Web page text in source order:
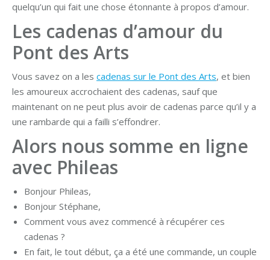
quelqu’un qui fait une chose étonnante à propos d’amour.
Les cadenas d’amour du
Pont des Arts
Vous savez on a les cadenas sur le Pont des Arts, et bien
les amoureux accrochaient des cadenas, sauf que
maintenant on ne peut plus avoir de cadenas parce qu’il y a
une rambarde qui a failli s’effondrer.
Alors nous somme en ligne
avec Phileas
Bonjour Phileas,
Bonjour Stéphane,
Comment vous avez commencé à récupérer ces
cadenas ?
En fait, le tout début, ça a été une commande, un couple